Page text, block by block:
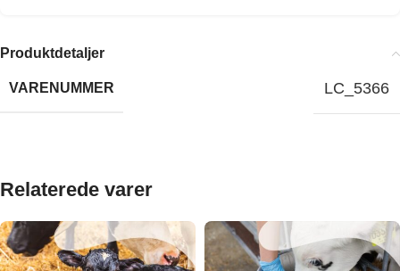
Produktdetaljer
VARENUMMER LC_5366
Relaterede varer